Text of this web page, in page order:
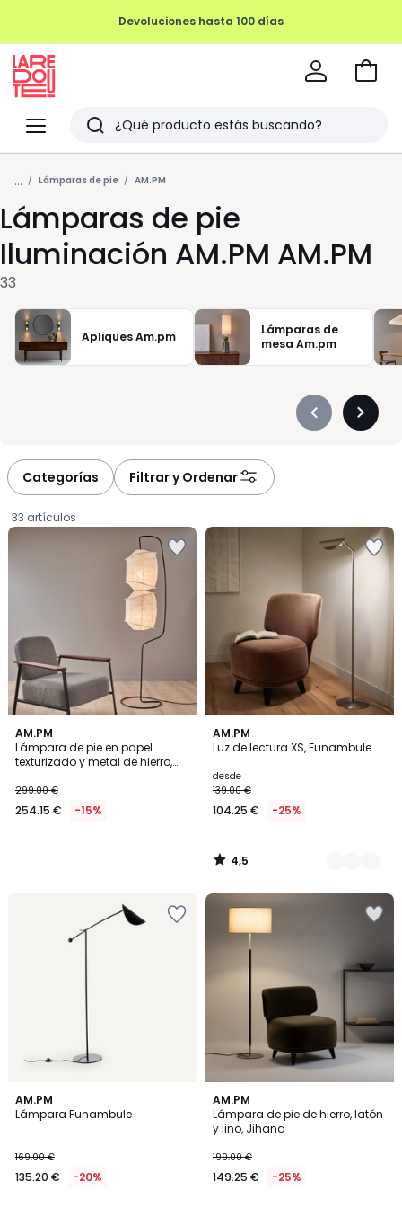
Devoluciones hasta 100 días
Menu
Redoute
Buscar
Últimos
artículos
vistos
Ir
... Lámparas de pie AM.PM
Lámparas de pie
Iluminación AM.PM AM.PM
33
Apliques Am.pm
Lámparas de
mesa Am.pm
Précédent
Categorías Filtrar y Ordenar
33 artículos
AM.PM
Lámpara de pie en papel
texturizado y metal de hierro,
€
en
aplicado.
299.00 €
254.15 € -15%
AM.PM
Luz de lectura XS, Funambule
desde
139.00 €
104.25 € -25%
4,5
/ 5
2
Colores
4,5
/
AM.PM
Lámpara Funambule
169.00 €
135.20 € -20%
4,1
/ 5
AM.PM
Lámpara de pie de hierro, latón
y lino, Jihana
199.00 €
149.25 € -25%
4,9
/ 5